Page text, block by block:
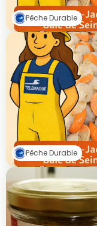
Pêche Durable
Pêche Durable